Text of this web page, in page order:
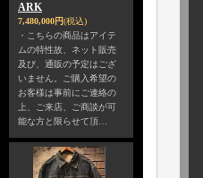
ARK
7,480,000円(税込)
・こちらの商品はアイテ
ムの特性故、ネット販売
及び、通販の予定はござ
いません。ご購入希望の
お客様は事前にご連絡の
上、ご来店、ご商談が可
能な方と限らせて頂…